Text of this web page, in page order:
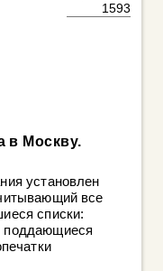
1593
в Москву.
установлен
все
списки:
поддающиеся